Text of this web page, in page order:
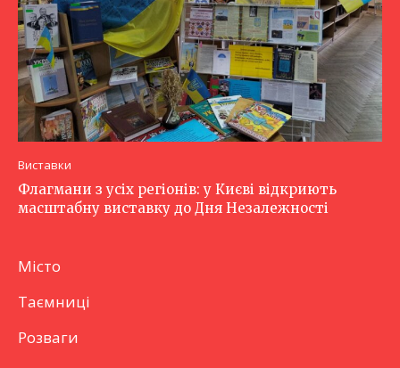
Виставки
Флагмани з усіх регіонів: у Києві відкриють
масштабну виставку до Дня Незалежності
Місто
Таємниці
Розваги